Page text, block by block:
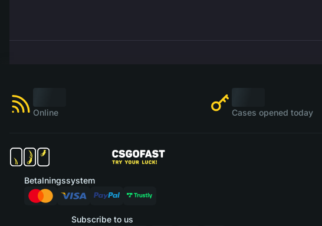
Online Cases opened today
Subscribe to us
Betalningssystem